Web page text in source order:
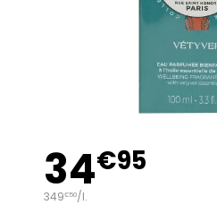
34€95
349€50/l.